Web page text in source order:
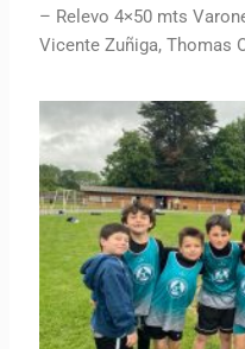
– Relevo 4×50 mts
Vicente Zuñiga, Thomas